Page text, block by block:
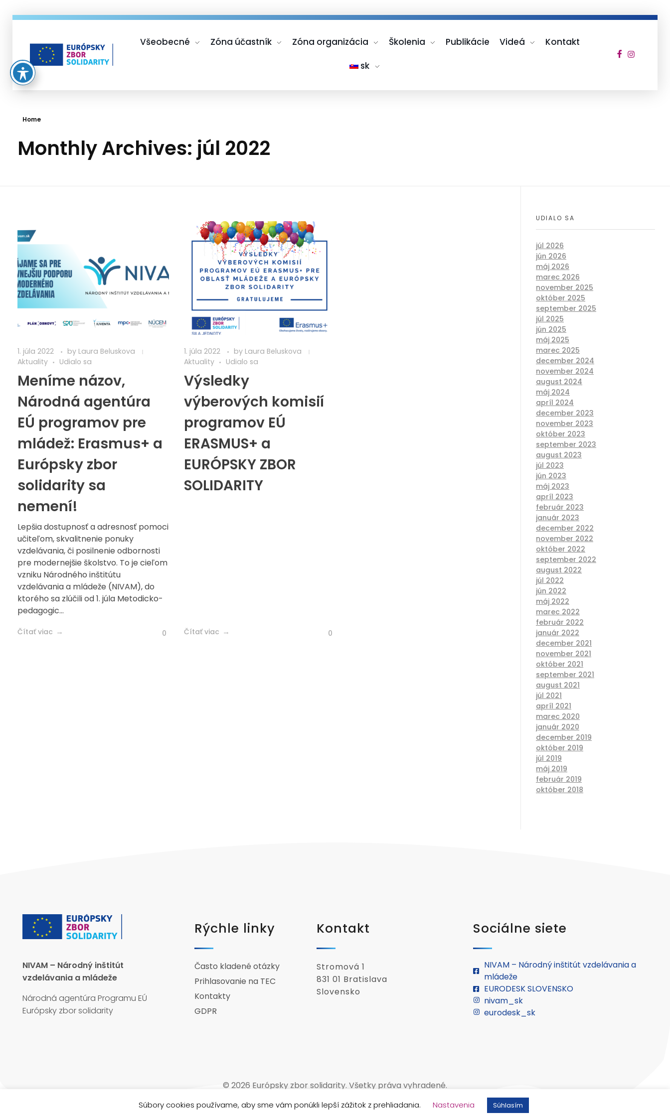
Všeobecné Zóna účastník Zóna organizácia Školenia Publikácie Videá
Kontakt
sk
Home
Monthly Archives: júl 2022
1. júla 2022 by Laura Beluskova
Aktuality
Udialo sa
Meníme názov,
Národná agentúra
EÚ programov pre
mládež: Erasmus+ a
Európsky zbor
solidarity sa
nemení!
Lepšia dostupnosť a adresnosť pomoci
učiteľom, skvalitnenie ponuky
vzdelávania, či posilnenie odbornosti
pre modernejšie školstvo. To je cieľom
vzniku Národného inštitútu
vzdelávania a mládeže (NIVAM), do
ktorého sa zlúčili od 1. júla Metodicko-
pedagogic...
Čítať viac 0
1. júla 2022 by Laura Beluskova
Aktuality
Udialo sa
Výsledky
výberových komisií
programov EÚ
ERASMUS+ a
EURÓPSKY ZBOR
SOLIDARITY
Čítať viac 0
UDIALO SA
júl 2026
jún 2026
máj 2026
marec 2026
november 2025
október 2025
september 2025
júl 2025
jún 2025
máj 2025
marec 2025
december 2024
november 2024
august 2024
máj 2024
apríl 2024
december 2023
november 2023
október 2023
september 2023
august 2023
júl 2023
jún 2023
máj 2023
apríl 2023
február 2023
január 2023
december 2022
november 2022
október 2022
september 2022
august 2022
júl 2022
jún 2022
máj 2022
marec 2022
február 2022
január 2022
december 2021
november 2021
október 2021
september 2021
august 2021
júl 2021
apríl 2021
marec 2020
január 2020
december 2019
október 2019
júl 2019
máj 2019
február 2019
október 2018
NIVAM – Národný inštitút
vzdelávania a mládeže
Národná agentúra Programu EÚ
Európsky zbor solidarity
Rýchle linky
Často kladené otázky
Prihlasovanie na TEC
Kontakty
GDPR
Kontakt
Stromová 1
831 01 Bratislava
Slovensko
Sociálne siete
NIVAM – Národný inštitút vzdelávania a
mládeže
EURODESK SLOVENSKO
nivam_sk
eurodesk_sk
© 2026 Európsky zbor solidarity. Všetky práva vyhradené.
Súbory cookies používame, aby sme vám ponúkli lepší zážitok z prehliadania. Nastavenia Súhlasím